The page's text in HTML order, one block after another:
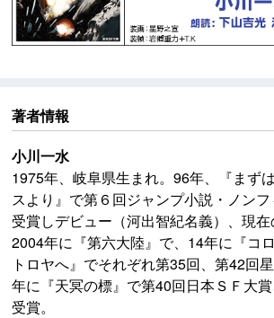
著者情報
小川一水
1975年、岐阜県生まれ。96年、『まず
スより』で第６回ジャンプ小説・ノン
受賞しデビュー（河出智紀名義）、現在
2004年に『第六大陸』で、14年に『コ
トロヤへ』でそれぞれ第35回、第42回
年に『天冥の標』で第40回日本ＳＦ大
受賞。